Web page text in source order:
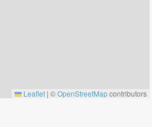
Leaflet | ©OpenStreetMapcontributors